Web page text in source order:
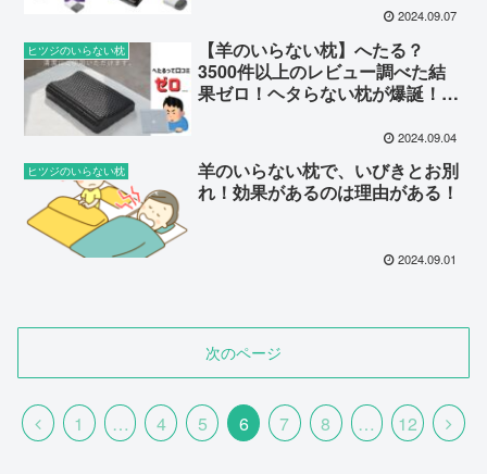
2024.09.07
ヒツジのいらない枕
【羊のいらない枕】へたる？
3500件以上のレビュー調べた結
果ゼロ！ヘタらない枕が爆誕！寿
2024.09.04
ヒツジのいらない枕
羊のいらない枕で、いびきとお別
れ！効果があるのは理由がある！
2024.09.01
次のページ
前
1 … 4 5 6 7 8 … 12
次